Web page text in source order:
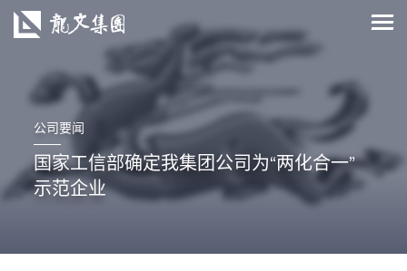
公司要闻
国家工信部确定我集团公司为“两化合一”
示范企业